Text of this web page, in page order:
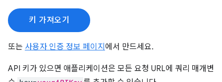
키 가져오기
또는 사용자 인증 정보 페이지 에서 만드세요.
API 키가 있으면 애플리케이션은 모든 요청 URL에 쿼리 매개변